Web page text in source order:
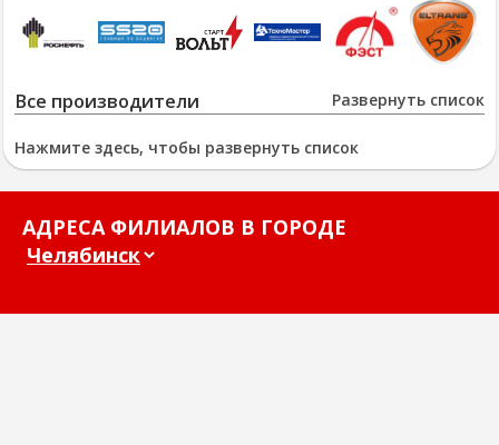
Развернуть список
Все производители
Нажмите здесь, чтобы развернуть список
АДРЕСА ФИЛИАЛОВ В ГОРОДЕ